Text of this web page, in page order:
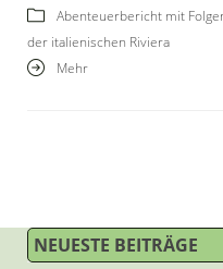
Abenteuerbericht mit
der italienischen Riviera
Mehr
NEUESTE BEITRÄGE